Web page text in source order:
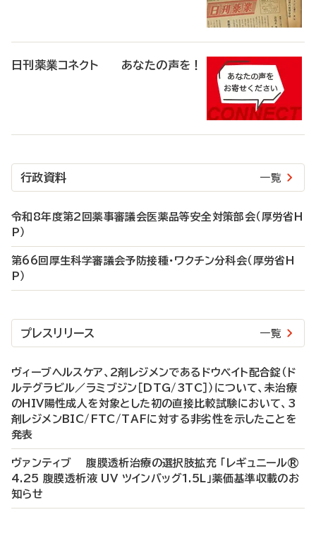
日刊薬業コネクト あなたの声を！
行政資料 一覧
令和8年度第2回薬事審議会医薬品等安全対策部会（厚労省H
P）
第66回厚生科学審議会予防接種・ワクチン分科会（厚労省H
P）
プレスリリース 一覧
ヴィーブヘルスケア、2剤レジメンであるドウベイト配合錠（ド
ルテグラビル／ラミブジン［DTG/3TC］）について、未治療
のHIV陽性成人を対象とした初の直接比較試験において、3
剤レジメンBIC/FTC/TAFに対する非劣性を示したことを
発表
ヴァンティブ 腹膜透析治療の選択肢拡充 「レギュニール®
4.25 腹膜透析液 UV ツインバッグ1.5L」薬価基準収載のお
知らせ